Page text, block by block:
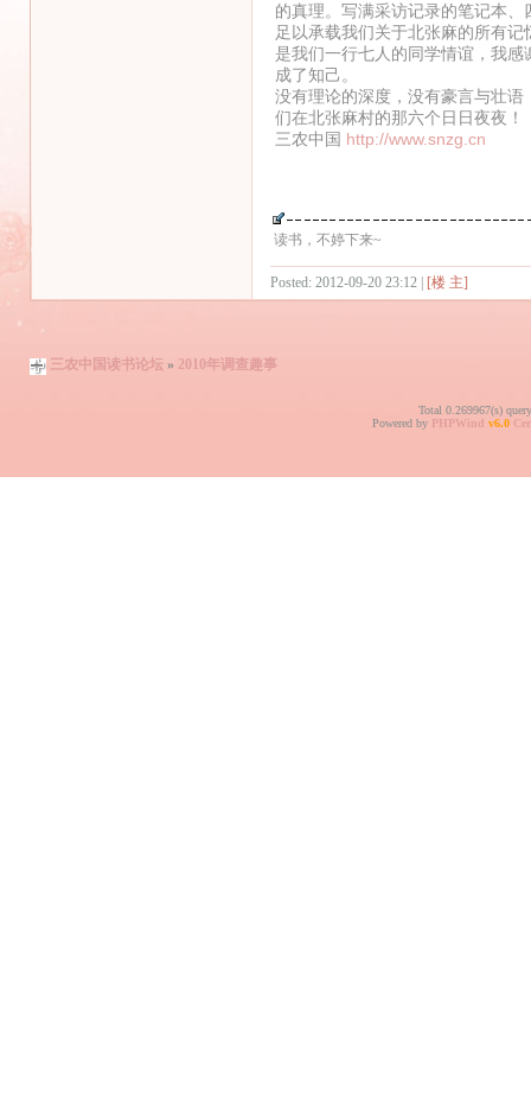
的真理。写满采访记录的笔记本
足以承载我们关于北张麻的所有
是我们一行七人的同学情谊，我
成了知己。
没有理论的深度，没有豪言与壮
们在北张麻村的那六个日日夜夜！
三农中国 http://www.snzg.cn
读书，不婷下来~
Posted: 2012-09-20 23:12 | [楼 主]
三农中国读书论坛 » 2010年调查趣事
Total 0.269967(s)
Powered by PHPWind v6.0